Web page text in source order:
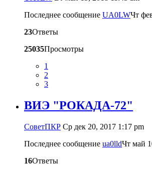
Последнее сообщение UA0LWЧт
23Ответы
25035Просмотры
1
2
3
ВИЭ "РОКАДА-72"
CоветПКР Ср дек 20, 2017 1:17 pm
Последнее сообщение ua0lldЧт май
16Ответы